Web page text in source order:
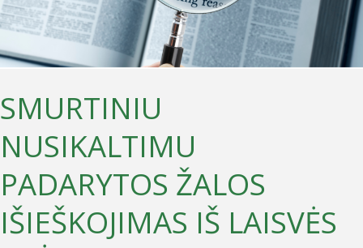
SMURTINIU
NUSIKALTIMU
PADARYTOS ŽALOS
IŠIEŠKOJIMAS IŠ LAISVĖS
IŠ
LAISVĖS
ATĖMIMO
ATLIEKANČIO
ASMENS